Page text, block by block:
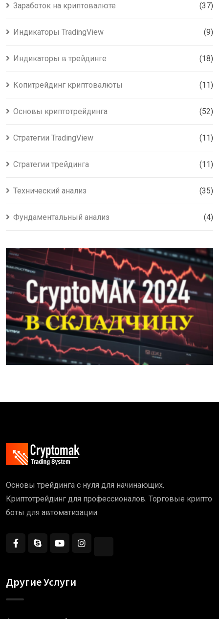
Заработок на криптовалюте (37)
Индикаторы TradingView (9)
Индикаторы в трейдинге (18)
Копитрейдинг криптовалюты (11)
Основы криптотрейдинга (52)
Стратегии TradingView (11)
Стратегии трейдинга (11)
Технический анализ (35)
Фундаментальный анализ (4)
Основы трейдинга с нуля для начинающих.
Криптотрейдинг для профессионалов. Торговые крипто
боты для автоматизации.
Другие Услуги